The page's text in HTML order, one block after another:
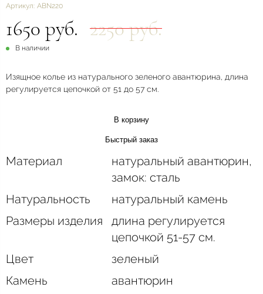
Артикул: ABN220
1650 руб. 2250 руб.
В наличии
Изящное колье из натурального зеленого авантюрина, длина
регулируется цепочкой от 51 до 57 см.
В корзину
Быстрый заказ
Материал
натуральный авантюрин,
замок: сталь
Натуральность
натуральный камень
Размеры изделия
длина регулируется
цепочкой 51-57 см.
Цвет
зеленый
Камень
авантюрин